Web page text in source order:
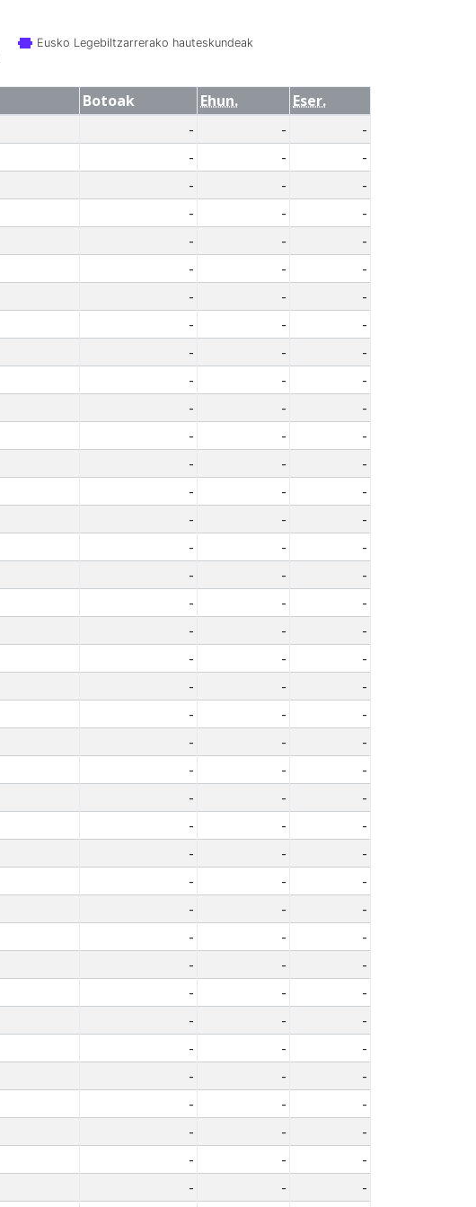
Eusko Legebiltzarrerako hauteskundeak
Botoak Ehun.
Eser.
- -
-
- -
-
- -
-
- -
-
- -
-
- -
-
- -
-
- -
-
- -
-
- -
-
- -
-
- -
-
- -
-
- -
-
- -
-
- -
-
- -
-
- -
-
- -
-
- -
-
- -
-
- -
-
- -
-
- -
-
- -
-
- -
-
- -
-
- -
-
- -
-
- -
-
- -
-
- -
-
- -
-
- -
-
- -
-
- -
-
- -
-
- -
-
- -
-